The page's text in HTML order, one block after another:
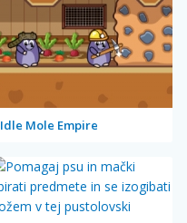
Idle Mole Empire